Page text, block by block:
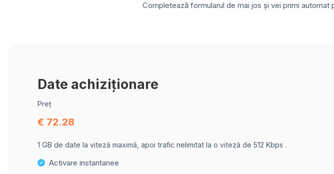
Completează formularul de mai jos și vei primi
Date achiziționare
Preț
€ 72.28
1 GB de date la viteză maximă, apoi trafic nelimitat la o viteză de 512 Kbps .
Activare instantanee